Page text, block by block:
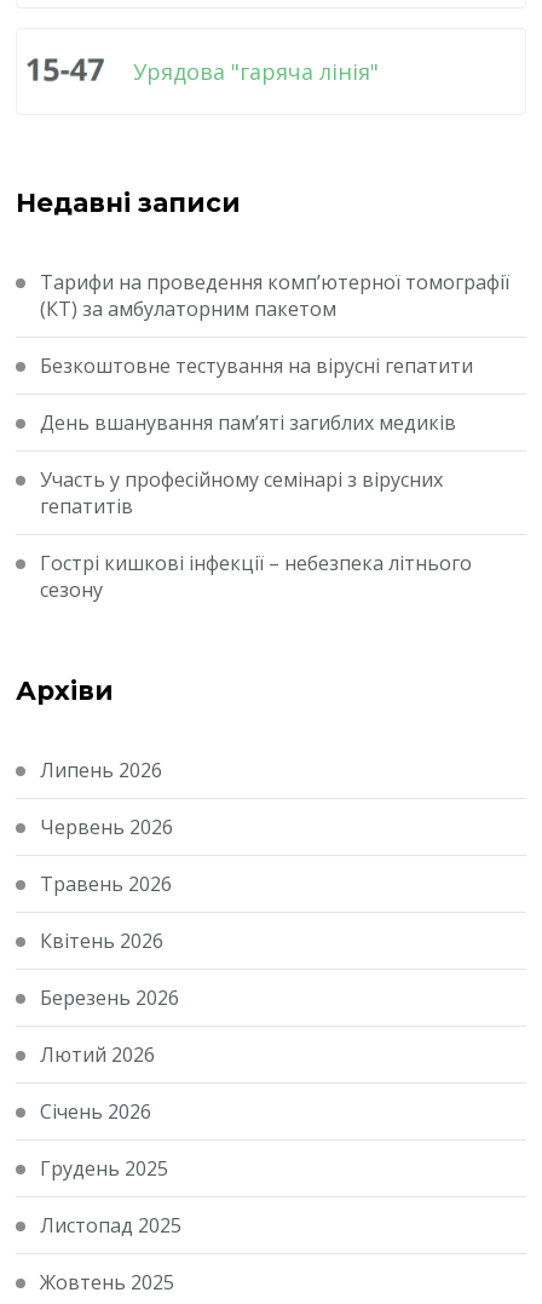
Урядова "гаряча лінія"
Недавні записи
Тарифи на проведення комп’ютерної томографії
(КТ) за амбулаторним пакетом
Безкоштовне тестування на вірусні гепатити
День вшанування пам’яті загиблих медиків
Участь у професійному семінарі з вірусних
гепатитів
Гострі кишкові інфекції – небезпека літнього
сезону
Архіви
Липень 2026
Червень 2026
Травень 2026
Квітень 2026
Березень 2026
Лютий 2026
Січень 2026
Грудень 2025
Листопад 2025
Жовтень 2025